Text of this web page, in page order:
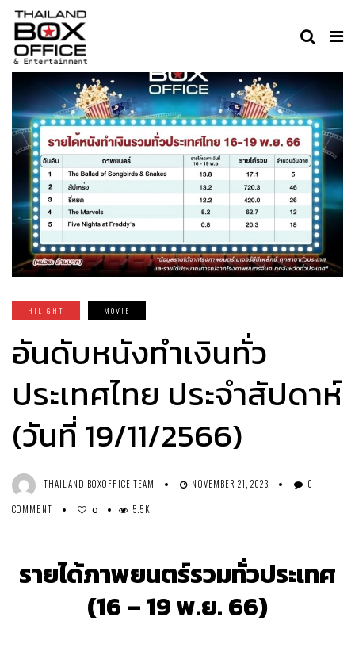
HILIGHT MOVIE
อันดับหนังทำเงินทั่ว
ประเทศไทย ประจำสัปดาห์
(วันที่ 19/11/2566)
THAILAND BOXOFFICE TEAM NOVEMBER 21, 2023
0
COMMENT
0 5.5K
รายได้ภาพยนตร์รวมทั่วประเทศ
(16 – 19 พ.ย. 66)